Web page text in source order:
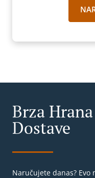
Brza
Dostave
Naručujete danas?